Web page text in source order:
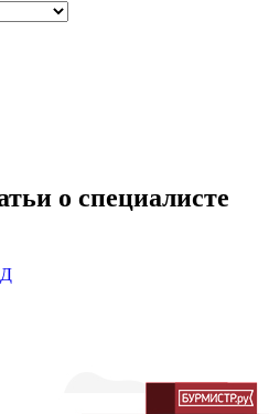
о специалисте